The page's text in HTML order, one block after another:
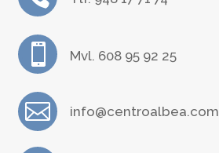
 Mvl. 608 95 92 25
 info@centroalbea.com